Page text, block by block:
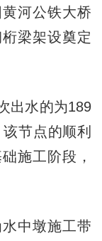
河公铁大桥
梁架设奠定
水的为189
节点的顺利
施工阶段，
中墩施工带